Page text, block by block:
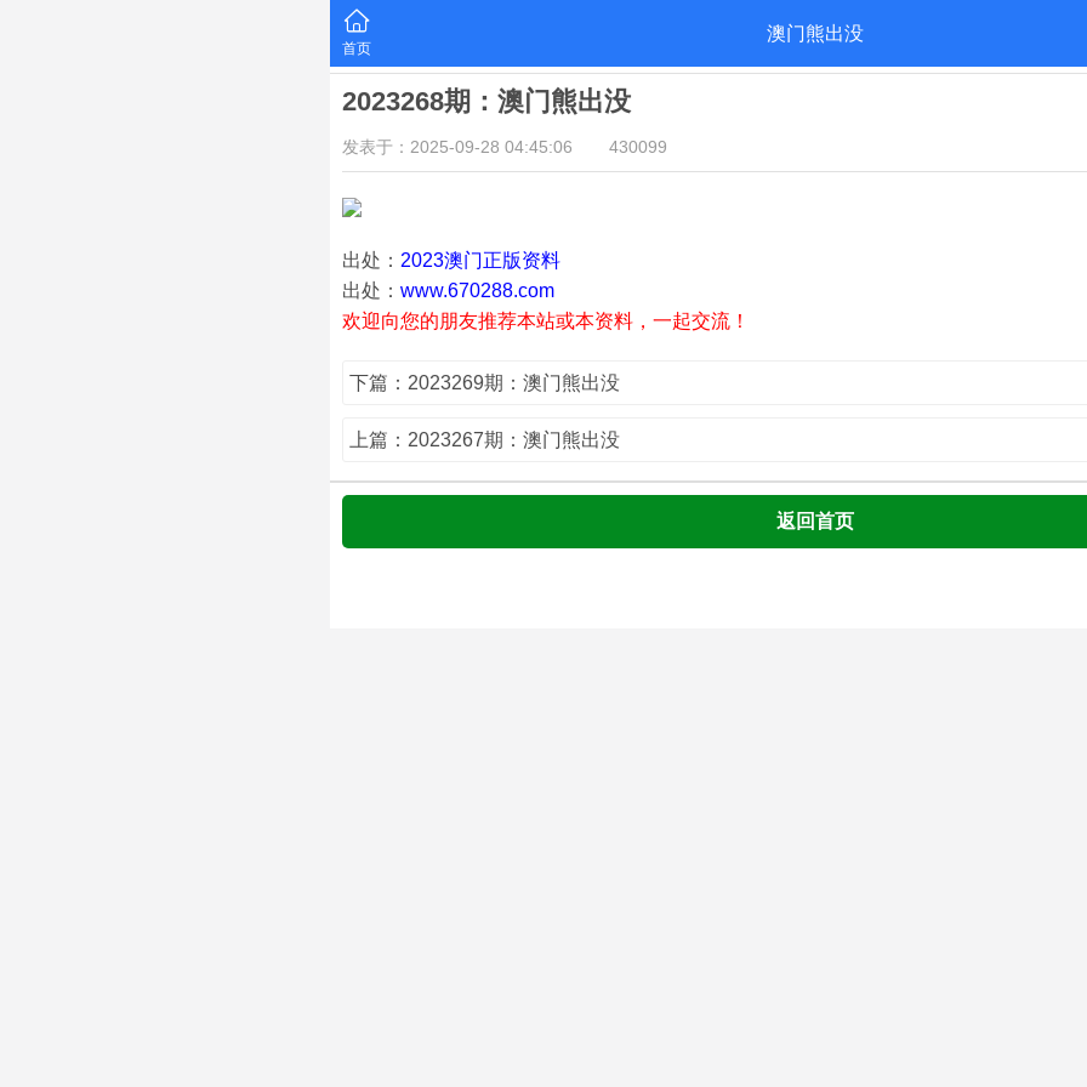
首页
澳门熊出没
2023268期：澳门熊出没
发表于：2025-09-28 04:45:06 430099
出处： 2023澳门正版资料
出处： www.670288.com
欢迎向您的朋友推荐本站或本资料，一起交流！
下篇：2023269期：澳门熊出没
上篇：2023267期：澳门熊出没
返回首页